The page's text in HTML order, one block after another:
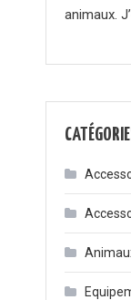
animaux.